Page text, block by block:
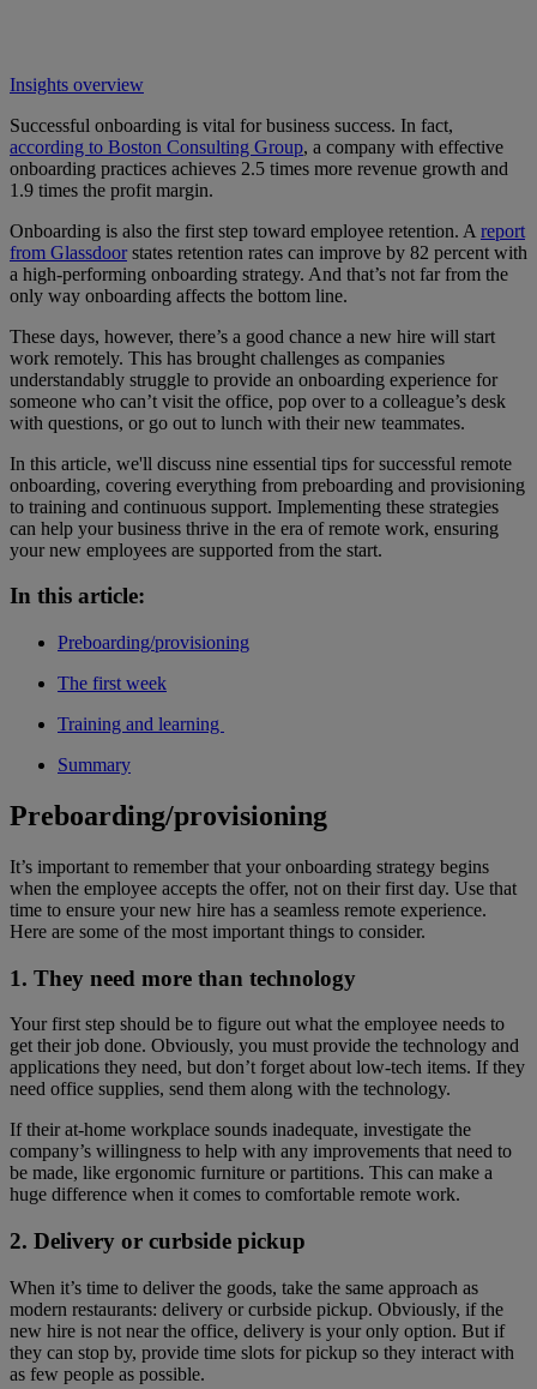
Insights overview
Successful onboarding is vital for business success. In fact,
according to Boston Consulting Group, a company with effective
onboarding practices achieves 2.5 times more revenue growth and
1.9 times the profit margin.
Onboarding is also the first step toward employee retention. A report
from Glassdoorstates retention rates can improve by 82 percent with
a high-performing onboarding strategy. And that’s not far from the
only way onboarding affects the bottom line.
These days, however, there’s a good chance a new hire will start
work remotely. This has brought challenges as companies
understandably struggle to provide an onboarding experience for
someone who can’t visit the office, pop over to a colleague’s desk
with questions, or go out to lunch with their new teammates.
In this article, we'll discuss nine essential tips for successful remote
onboarding, covering everything from preboarding and provisioning
to training and continuous support. Implementing these strategies
can help your business thrive in the era of remote work, ensuring
your new employees are supported from the start.
In this article:
Preboarding/provisioning
The first week
Training and learning
Summary
Preboarding/provisioning
It’s important to remember that your onboarding strategy begins
when the employee accepts the offer, not on their first day. Use that
time to ensure your new hire has a seamless remote experience.
Here are some of the most important things to consider.
1. They need more than technology
Your first step should be to figure out what the employee needs to
get their job done. Obviously, you must provide the technology and
applications they need, but don’t forget about low-tech items. If they
need office supplies, send them along with the technology.
If their at-home workplace sounds inadequate, investigate the
company’s willingness to help with any improvements that need to
be made, like ergonomic furniture or partitions. This can make a
huge difference when it comes to comfortable remote work.
2. Delivery or curbside pickup
When it’s time to deliver the goods, take the same approach as
modern restaurants: delivery or curbside pickup. Obviously, if the
new hire is not near the office, delivery is your only option. But if
they can stop by, provide time slots for pickup so they interact with
as few people as possible.